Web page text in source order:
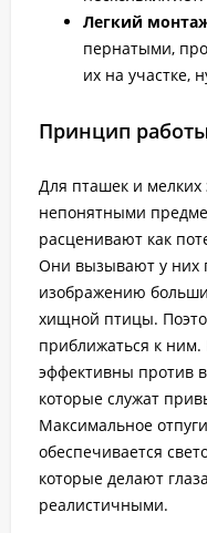
Легкий
пернатыми,
их на участке,
Принцип
Для пташек и
непонятными
расценивают как
Они вызывают у них
изображению
хищной птицы.
приближаться к ним.
эффективны против
которые служат
Максимальное
обеспечивается
которые делают
реалистичными.